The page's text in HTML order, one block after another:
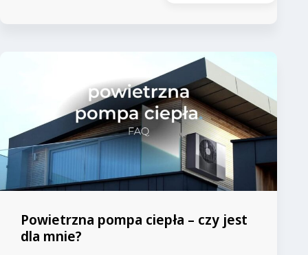
Powietrzna pompa ciepła – czy jest
dla mnie?